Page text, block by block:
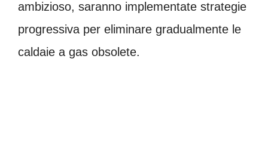
ambizioso, saranno implementate strategie
progressiva per eliminare gradualmente le
caldaie a gas obsolete.